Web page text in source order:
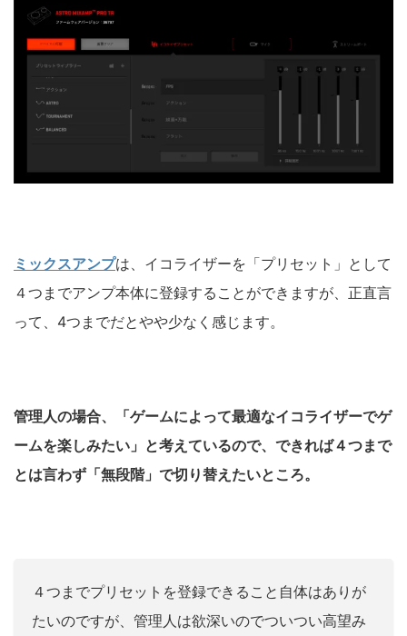
ミックスアンプは、イコライザーを「プリセット」として
４つまでアンプ本体に登録することができますが、正直言
って、4つまでだとやや少なく感じます。
管理人の場合、「ゲームによって最適なイコライザーでゲ
ームを楽しみたい」と考えているので、できれば４つまで
とは言わず「無段階」で切り替えたいところ。
４つまでプリセットを登録できること自体はありが
たいのですが、管理人は欲深いのでついつい高望み